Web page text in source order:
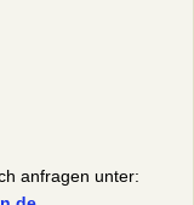
anfragen unter: